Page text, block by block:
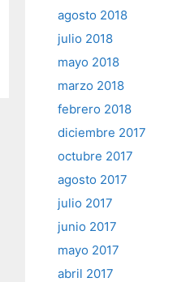
agosto 2018
julio 2018
mayo 2018
marzo 2018
febrero 2018
diciembre 2017
octubre 2017
agosto 2017
julio 2017
junio 2017
mayo 2017
abril 2017